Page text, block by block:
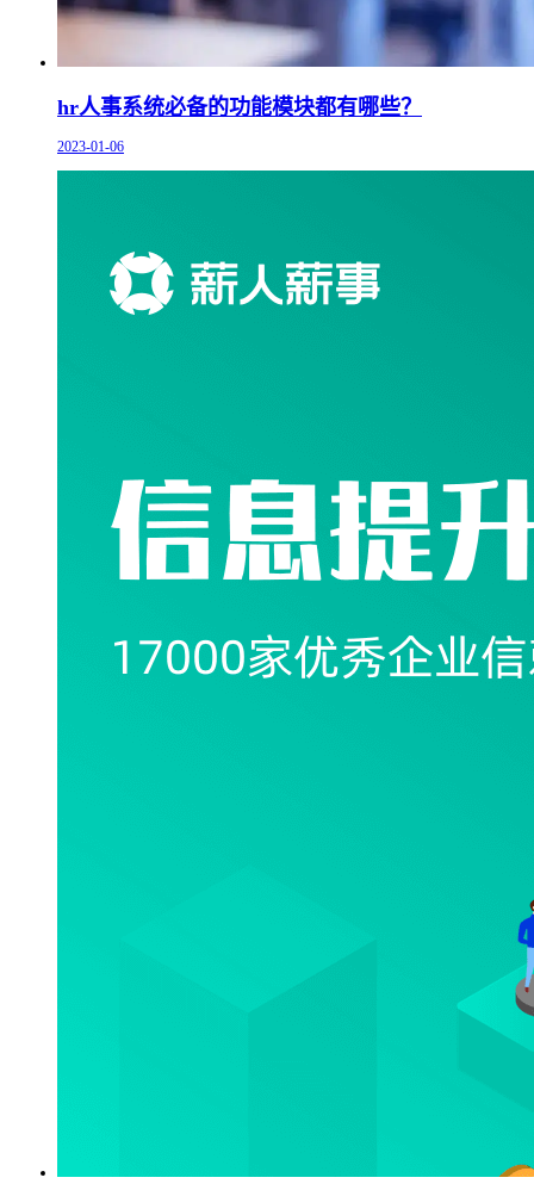
hr人事系统必备的功能模块都有哪些？
2023-01-06